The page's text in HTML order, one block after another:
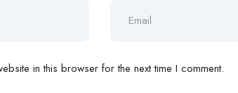
in this browser for the next time I comment.